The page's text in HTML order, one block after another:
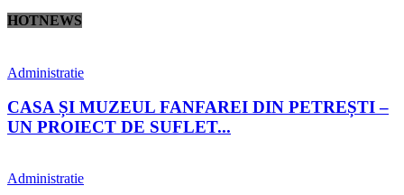
HOTNEWS
Administratie
CASA ȘI MUZEUL FANFAREI DIN PETREȘTI –
UN PROIECT DE SUFLET...
Administratie